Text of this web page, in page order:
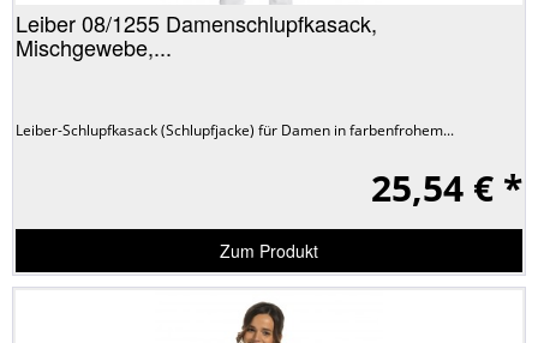
Leiber 08/1255 Damenschlupfkasack,
Mischgewebe,...
Leiber-Schlupfkasack (Schlupfjacke) für Damen in farbenfrohem...
25,54 € *
Zum Produkt